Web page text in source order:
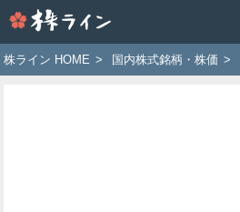
イ
ン
株ライン HOME > 国内株式銘柄・株価 >